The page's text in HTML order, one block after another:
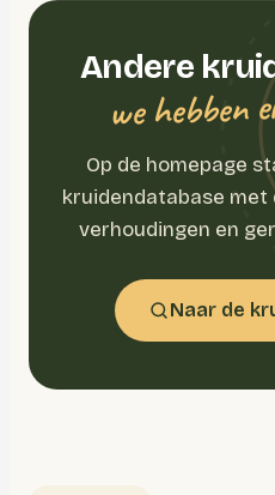
Andere
we hebben
Op de homepage
kruidendatabase met
verhoudingen en
Naar de